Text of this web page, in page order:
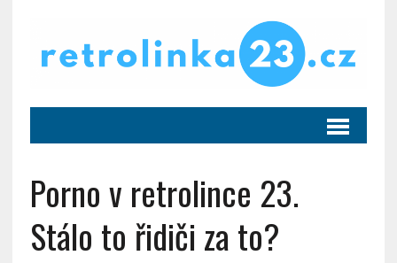
Porno v retrolince 23.
Stálo to řidiči za to?